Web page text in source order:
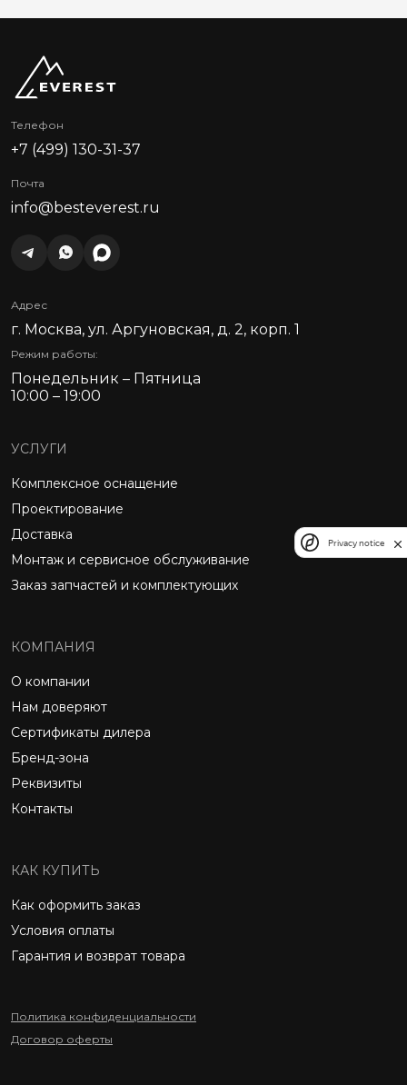
Телефон
+7 (499) 130-31-37
Почта
info@besteverest.ru
Адрес
г. Москва, ул. Аргуновская, д. 2, корп. 1
Режим работы:
Понедельник – Пятница
10:00 – 19:00
УСЛУГИ
Комплексное оснащение
Проектирование
Доставка
Монтаж и сервисное обслуживание
Заказ запчастей и комплектующих
КОМПАНИЯ
О компании
Нам доверяют
Сертификаты дилера
Бренд-зона
Реквизиты
Контакты
КАК КУПИТЬ
Как оформить заказ
Условия оплаты
Гарантия и возврат товара
Политика конфиденциальности
Договор оферты
Privacy notice